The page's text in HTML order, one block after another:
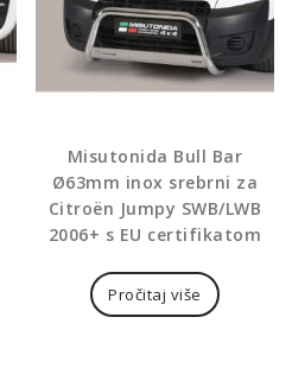
Misutonida Bull Bar
Ø63mm inox srebrni za
Citroën Jumpy SWB/LWB
2006+ s EU certifikatom
Pročitaj više